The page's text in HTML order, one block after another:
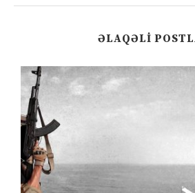
ƏLAQƏLI